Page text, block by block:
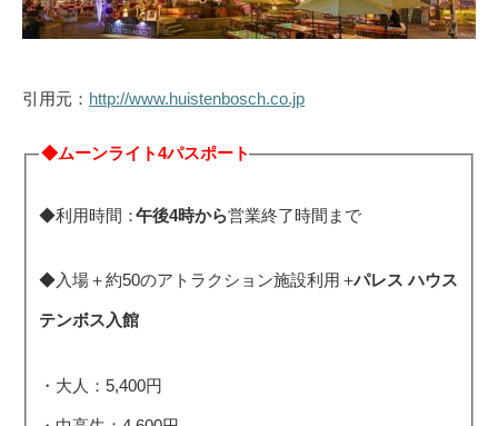
引用元： http://www.huistenbosch.co.jp
◆ムーンライト4パスポート
◆利用時間：午後4時から営業終了時間まで
◆入場＋約50のアトラクション施設利用＋パレス ハウス
テンボス入館
・大人：5,400円